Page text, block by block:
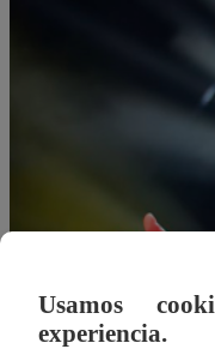
Usamos
experiencia.